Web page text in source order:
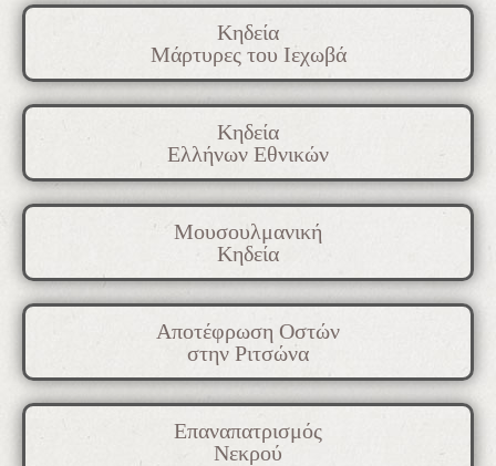
Κηδεία
Μάρτυρες του Ιεχωβά
Κηδεία
Ελλήνων Εθνικών
Μουσουλμανική
Κηδεία
Αποτέφρωση Οστών
στην Ριτσώνα
Επαναπατρισμός
Νεκρού